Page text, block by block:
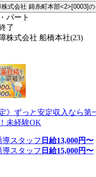
式会社 錦糸町本部<2>[0003]
パート
了
株式会社 船橋本社(23)
定》ずっと安定収入なら
未経験OK
導スタッフ 日給13,000円〜
導スタッフ 日給15,000円〜